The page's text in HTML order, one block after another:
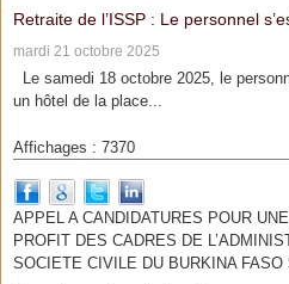
Retraite de l’ISSP : Le personnel
mardi 21 octobre 2025
Le samedi 18 octobre 2025, le
un hôtel de la place...
Affichages : 7370
APPEL A CANDIDATURES POUR UNE
PROFIT DES CADRES DE
SOCIETE CIVILE DU BURKINA FASO